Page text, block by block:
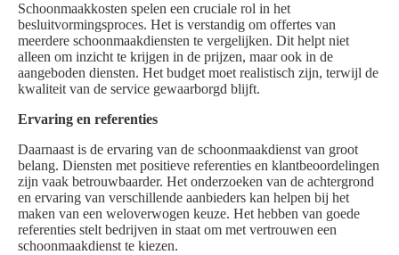
Schoonmaakkosten spelen een cruciale rol in het
besluitvormingsproces. Het is verstandig om offertes van
meerdere schoonmaakdiensten te vergelijken. Dit helpt niet
alleen om inzicht te krijgen in de prijzen, maar ook in de
aangeboden diensten. Het budget moet realistisch zijn, terwijl de
kwaliteit van de service gewaarborgd blijft.
Ervaring en referenties
Daarnaast is de ervaring van de schoonmaakdienst van groot
belang. Diensten met positieve referenties en klantbeoordelingen
zijn vaak betrouwbaarder. Het onderzoeken van de achtergrond
en ervaring van verschillende aanbieders kan helpen bij het
maken van een weloverwogen keuze. Het hebben van goede
referenties stelt bedrijven in staat om met vertrouwen een
schoonmaakdienst te kiezen.